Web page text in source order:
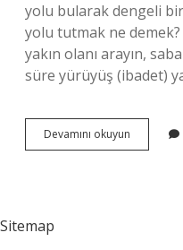
yolu bularak dengeli bir
yolu tutmak ne
yakın olanı arayın,
süre yürüyüş (ibadet)
Devamını okuyun
Ve
Sitemap